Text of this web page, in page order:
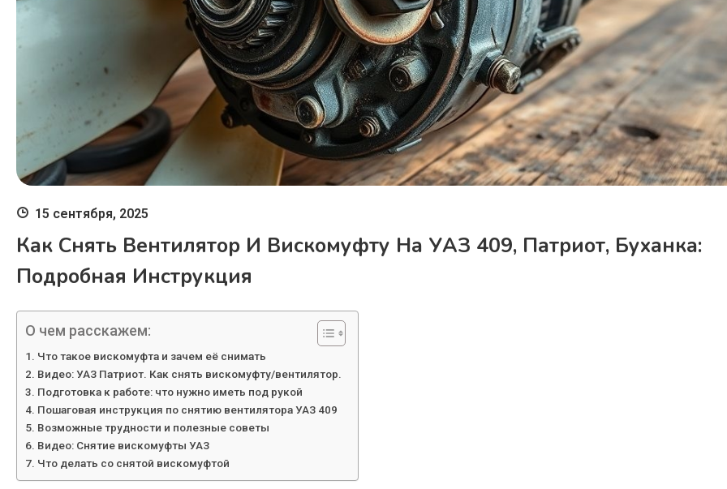
15 сентября, 2025
Как Снять Вентилятор И Вискомуфту На УАЗ 409, Патриот, Буханка:
Подробная Инструкция
О чем расскажем:
Что такое вискомуфта и зачем её снимать
Видео: УАЗ Патриот. Как снять вискомуфту/вентилятор.
Подготовка к работе: что нужно иметь под рукой
Пошаговая инструкция по снятию вентилятора УАЗ 409
Возможные трудности и полезные советы
Видео: Снятие вискомуфты УАЗ
Что делать со снятой вискомуфтой